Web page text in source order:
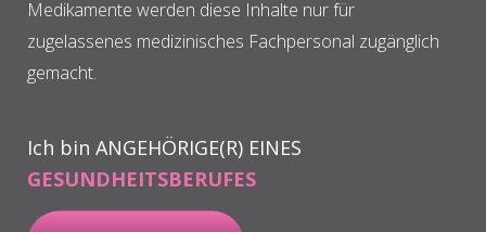
Extraktionsalveole
ENDORET® für die
Regeneration der Alveole nach
der Extraktion zu beantworten.
Medikamente werden diese Inhalte nur für
zugelassenes medizinisches Fachpersonal zugänglich
gemacht.
Ich bin ANGEHÖRIGE(R) EINES
GESUNDHEITSBERUFES